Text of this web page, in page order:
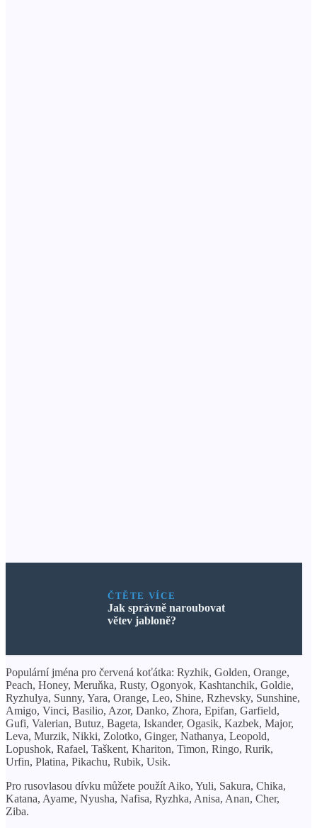
ČTĚTE VÍCE
Jak správně naroubovat
větev jabloně?
Populární jména pro červená koťátka: Ryzhik, Golden, Orange,
Peach, Honey, Meruňka, Rusty, Ogonyok, Kashtanchik, Goldie,
Ryzhulya, Sunny, Yara, Orange, Leo, Shine, Rzhevsky, Sunshine,
Amigo, Vinci, Basilio, Azor, Danko, Zhora, Epifan, Garfield,
Gufi, Valerian, Butuz, Bageta, Iskander, Ogasik, Kazbek, Major,
Leva, Murzik, Nikki, Zolotko, Ginger, Nathanya, Leopold,
Lopushok, Rafael, Taškent, Khariton, Timon, Ringo, Rurik,
Urfin, Platina, Pikachu, Rubik, Usik.
Pro rusovlasou dívku můžete použít Aiko, Yuli, Sakura, Chika,
Katana, Ayame, Nyusha, Nafisa, Ryzhka, Anisa, Anan, Cher,
Ziba.